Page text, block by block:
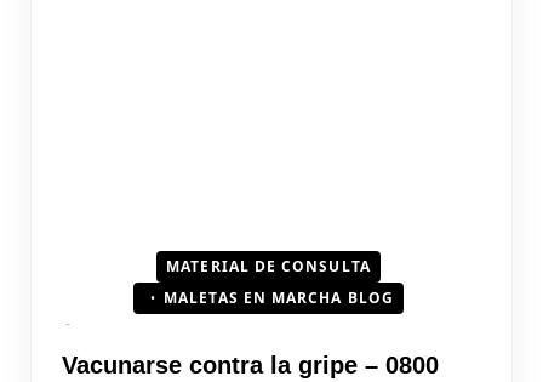
MATERIAL DE CONSULTA
MALETAS EN MARCHA BLOG
Vacunarse contra la gripe – 0800